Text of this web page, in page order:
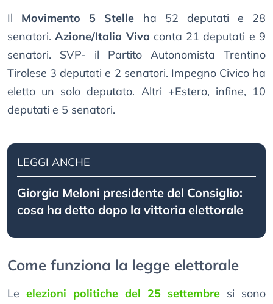
Il Movimento 5 Stelle ha 52 deputati e 28
senatori.Azione/Italia Viva conta 21 deputati e 9
senatori. SVP- il Partito Autonomista Trentino
Tirolese 3 deputati e 2 senatori. Impegno Civico ha
eletto un solo deputato. Altri +Estero, infine, 10
deputati e 5 senatori.
LEGGI ANCHE
Giorgia Meloni presidente del Consiglio:
cosa ha detto dopo la vittoria elettorale
Come funziona la legge elettorale
Le elezioni politiche del 25 settembre si sono